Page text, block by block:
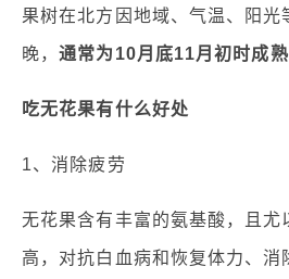
果树在北方因地域、气温、阳光
晚，通常为10月底11月初时成熟
吃无花果有什么好处
1、消除疲劳
无花果含有丰富的氨基酸，且尤
高，对抗白血病和恢复体力、消